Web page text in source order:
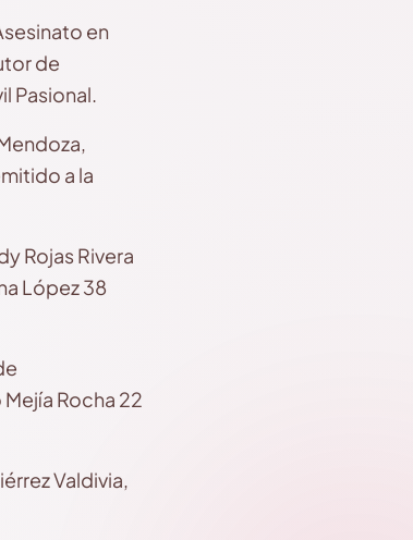
en
de
Pasional.
a la
Rojas Rivera
López 38
Rocha 22
Valdivia,